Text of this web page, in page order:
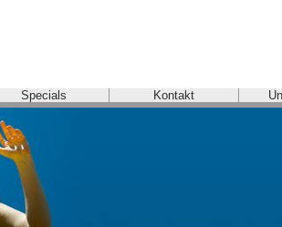
Specials Kontakt